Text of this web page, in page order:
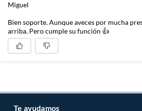
Miguel
Bien soporte. Aunque aveces por mucha
arriba. Pero cumple su función 👍
Te ayudamos